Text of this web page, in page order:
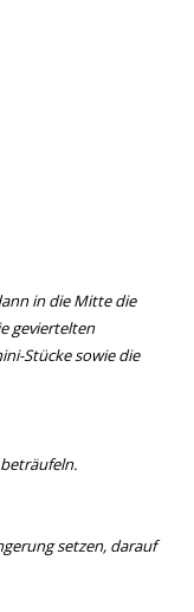
in die Mitte die
geviertelten
Stücke sowie die
setzen, darauf